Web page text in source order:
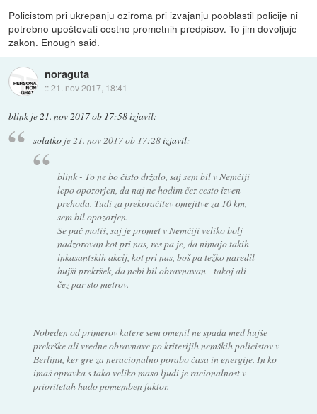
Policistom pri ukrepanju oziroma pri izvajanju pooblastil policije ni
potrebno upoštevati cestno prometnih predpisov. To jim dovoljuje
zakon. Enough said.
noraguta
::21. nov 2017, 18:41
blink je21. nov 2017 ob 17:58izjavil:
solatkoje 21. nov 2017 ob 17:28izjavil:
blink - To ne bo čisto držalo, saj sem bil v Nemčiji
lepo opozorjen, da naj ne hodim čez cesto izven
prehoda. Tudi za prekoračitev omejitve za 10 km,
sem bil opozorjen.
Se pač motiš, saj je promet v Nemčiji veliko bolj
nadzorovan kot pri nas, res pa je, da nimajo takih
inkasantskih akcij, kot pri nas, boš pa težko naredil
hujši prekršek, da nebi bil obravnavan - takoj ali
čez par sto metrov.
Nobeden od primerov katere sem omenil ne spada med hujše
prekrške ali vredne obravnave po kriterijih nemških policistov v
Berlinu, ker gre za neracionalno porabo časa in energije. In ko
imaš opravka s tako veliko maso ljudi je racionalnost v
prioritetah hudo pomemben faktor.